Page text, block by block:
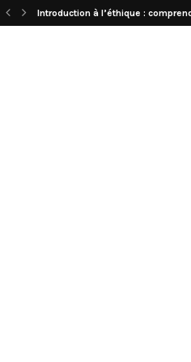
Introduction à l’éthique :